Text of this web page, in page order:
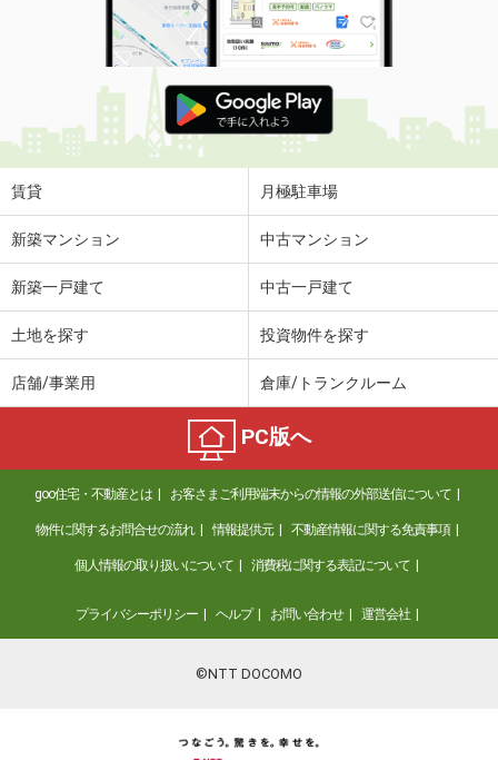
土地面積 85.67m²
広島県広島市安佐南区安東４
価 格
2,680万円
住 所
広島県広島市安佐南区安東４
建物面積
広島県広島市安芸区矢野東２
3,580万円
8,500万円
住 所
広島県広島市安佐南区祇園３丁目
建物面積 140.16m²
土地面積
166.63m²
広島県東広島市八本松町原
価 格
1,449万円
住 所
広島県東広島市八本松町原
74.52m²
広島県東広島市西条町御薗宇
賃貸 月極駐車場
新築マンション 中古マンション
新築一戸建て 中古一戸建て
土地を探す 投資物件を探す
店舗/事業用 倉庫/トランクルーム
PC版へ
goo住宅・不動産とは お客さまご利用端末からの情報の外部送信について
物件に関するお問合せの流れ 情報提供元 不動産情報に関する免責事項
個人情報の取り扱いについて 消費税に関する表記について
プライバシーポリシー ヘルプ お問い合わせ 運営会社
©NTT DOCOMO